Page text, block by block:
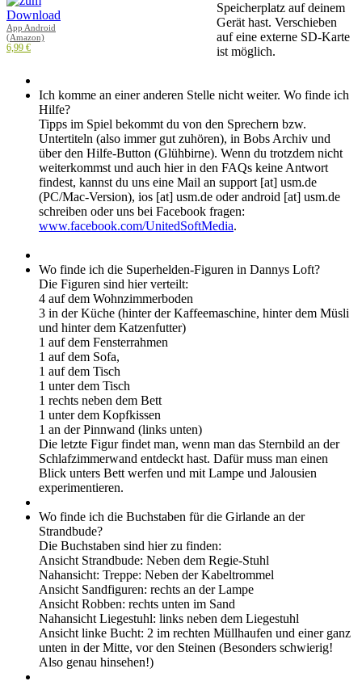
App Android
(Amazon)
6,99 €
Speicherplatz auf deinem
Gerät hast. Verschieben
auf eine externe SD-Karte
ist möglich.
Ich komme an einer anderen Stelle nicht weiter. Wo finde ich
Hilfe?
Tipps im Spiel bekommt du von den Sprechern bzw.
Untertiteln (also immer gut zuhören), in Bobs Archiv und
über den Hilfe-Button (Glühbirne). Wenn du trotzdem nicht
weiterkommst und auch hier in den FAQs keine Antwort
findest, kannst du uns eine Mail an support [at] usm.de
(PC/Mac-Version), ios [at] usm.de oder android [at] usm.de
schreiben oder uns bei Facebook fragen:
www.facebook.com/UnitedSoftMedia.
Wo finde ich die Superhelden-Figuren in Dannys Loft?
Die Figuren sind hier verteilt:
4 auf dem Wohnzimmerboden
3 in der Küche (hinter der Kaffeemaschine, hinter dem Müsli
und hinter dem Katzenfutter)
1 auf dem Fensterrahmen
1 auf dem Sofa,
1 auf dem Tisch
1 unter dem Tisch
1 rechts neben dem Bett
1 unter dem Kopfkissen
1 an der Pinnwand (links unten)
Die letzte Figur findet man, wenn man das Sternbild an der
Schlafzimmerwand entdeckt hast. Dafür muss man einen
Blick unters Bett werfen und mit Lampe und Jalousien
experimentieren.
Wo finde ich die Buchstaben für die Girlande an der
Strandbude?
Die Buchstaben sind hier zu finden:
Ansicht Strandbude: Neben dem Regie-Stuhl
Nahansicht: Treppe: Neben der Kabeltrommel
Ansicht Sandfiguren: rechts an der Lampe
Ansicht Robben: rechts unten im Sand
Nahansicht Liegestuhl: links neben dem Liegestuhl
Ansicht linke Bucht: 2 im rechten Müllhaufen und einer ganz
unten in der Mitte, vor den Steinen (Besonders schwierig!
Also genau hinsehen!)